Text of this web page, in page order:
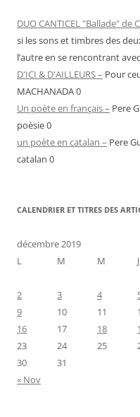
DUO CANTICEL "Ballade" de
si les sons et timbres des
l’autre en se rencontrant
D'ICI & D'AILLEURS – Pour
MACHANADA 0
Un poète en français – Pere
poèsie 0
un poète en catalan – Pere
catalan 0
CALENDRIER ET TITRES DES
décembre 2019
L
M M J
2
3 4
9
10 11
16
17 18
23
24 25
30
31
« Nov